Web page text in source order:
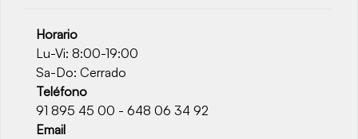
Horario
Lu-Vi: 8:00-19:00
Sa-Do: Cerrado
Teléfono
91 895 45 00 - 648 06 34 92
Email